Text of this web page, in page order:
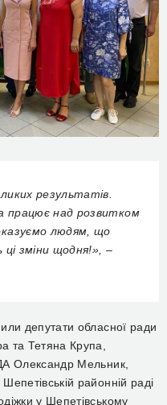
результатів.
працює над розвитком
людям, що
ці зміни щодня!», –
депутати обласної ради
та Тетяна Крупа,
Олександр Мельник,
районній раді
у Шепетівському